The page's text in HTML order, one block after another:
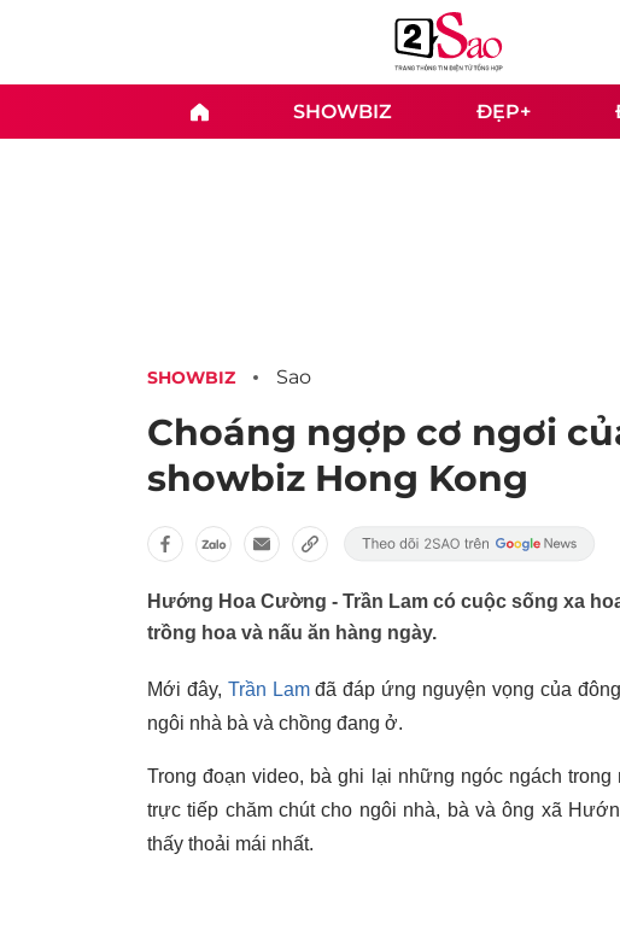
SHOWBIZ ĐẸP+
SHOWBIZ Sao
Choáng ngợp cơ ngơi
showbiz Hong Kong
Hướng Hoa Cường - Trần Lam có cuộc sống xa
trồng hoa và nấu ăn hàng ngày.
Mới đây, Trần Lamđã đáp ứng nguyện vọng của
ngôi nhà bà và chồng đang ở.
Trong đoạn video, bà ghi lại những ngóc ngách
trực tiếp chăm chút cho ngôi nhà, bà và ông xã
thấy thoải mái nhất.